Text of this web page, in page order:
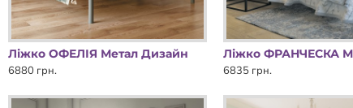
Ліжко ОФЕЛІЯ Метал Дизайн
6880 грн.
6835 грн.